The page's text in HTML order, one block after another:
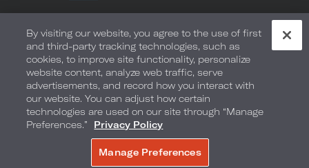
Seguridad y bienestar Términos de Uso Accesibilidad
Mapa del sitio Sus opciones de privacidad
DERECHOS DE AUTOR 2026.LOEWS HOTELS & CO
By visiting our website, you agree to the use of first
and third-party tracking technologies, such as
cookies, to improve site functionality, personalize
website content, analyze web traffic, serve
advertisements, and record how you interact with
our website. You can adjust how certain
technologies are used on our site through “Manage
Preferences.”
Privacy Policy
Manage Preferences
RESERVE AHORA